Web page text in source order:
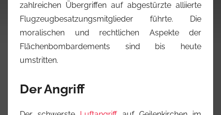
zahlreichen Übergriffen auf abgestürzte alliierte
Flugzeugbesatzungsmitglieder führte. Die
moralischen und rechtlichen Aspekte der
Flächenbombardements sind bis heute
umstritten.
Der Angriff